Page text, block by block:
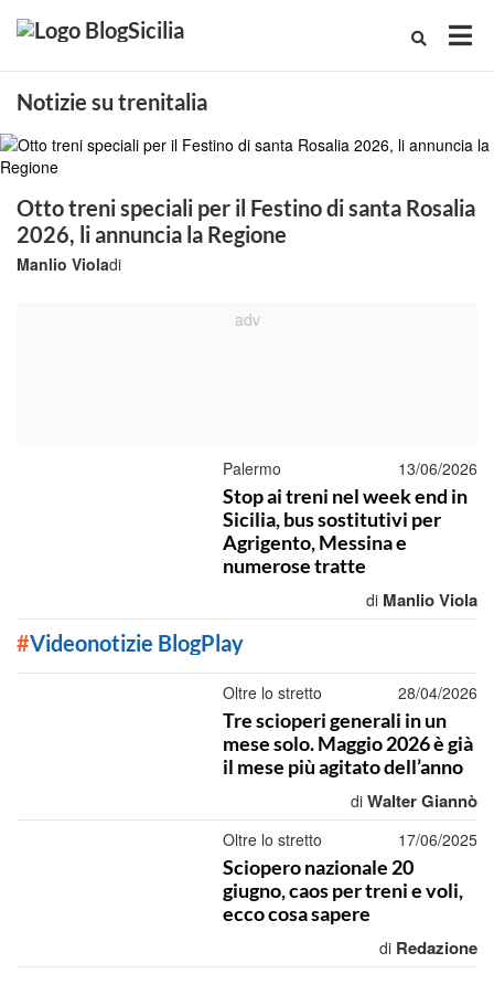
Notizie su trenitalia
Otto treni speciali per il Festino di santa Rosalia
2026, li annuncia la Regione
di
Manlio Viola
Palermo 13/06/2026
Stop ai treni nel week end in
Sicilia, bus sostitutivi per
Agrigento, Messina e
numerose tratte
di Manlio Viola
#Videonotizie BlogPlay
Oltre lo stretto 28/04/2026
Tre scioperi generali in un
mese solo. Maggio 2026 è già
il mese più agitato dell’anno
di Walter Giannò
Oltre lo stretto 17/06/2025
Sciopero nazionale 20
giugno, caos per treni e voli,
ecco cosa sapere
di Redazione